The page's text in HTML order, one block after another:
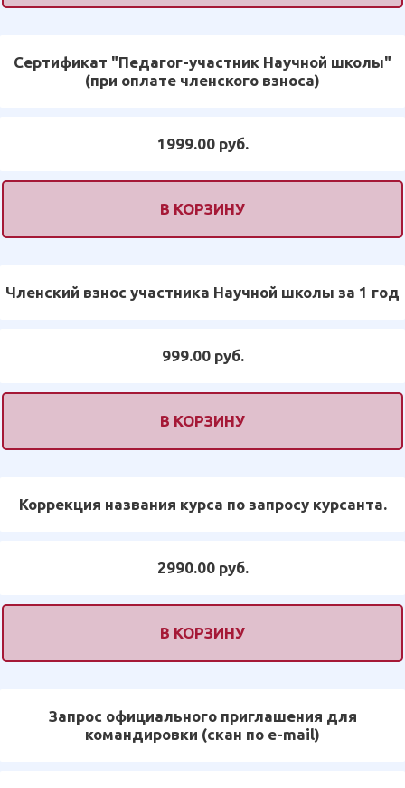
Сертификат "Педагог-участник Научной школы"
(при оплате членского взноса)
1999.00 руб.
В КОРЗИНУ
Членский взнос участника Научной школы за 1 год
999.00 руб.
В КОРЗИНУ
Коррекция названия курса по запросу курсанта.
2990.00 руб.
В КОРЗИНУ
Запрос официального приглашения для
командировки (скан по e-mail)